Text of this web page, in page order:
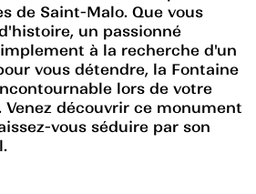
de Saint-Malo. Que vous
un passionné
à la recherche d'un
vous détendre, la Fontaine
lors de votre
découvrir ce monument
vous séduire par son